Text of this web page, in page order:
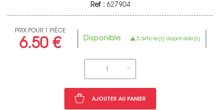
Ref : 627904
PRIX POUR 1 PIÈCE
6.50 € Disponible 5 article(s) disponible(s)
AJOUTER AU PANIER